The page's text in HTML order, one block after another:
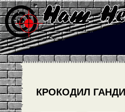
КРОКОДИЛ ГАНДИ